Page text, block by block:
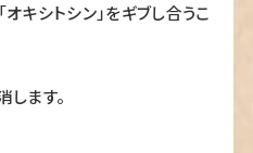
キシトシン」をギブし合うこ
ます。